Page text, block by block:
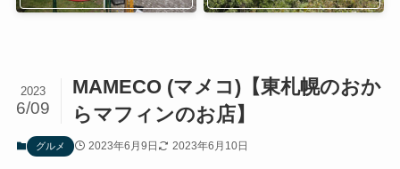
MAMECO (マメコ)【東札幌のおか
らマフィンのお店】
2023
6/09
グルメ 2023年6月9日 2023年6月10日